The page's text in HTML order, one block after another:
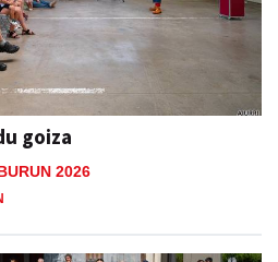
goiza
2026